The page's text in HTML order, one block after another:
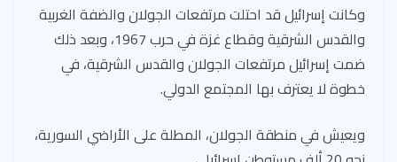
وكانت إسرائيل قد احتلت مرتفعات الجولان والضفة الغربية
والقدس الشرقية وقطاع غزة في حرب 1967، وبعد ذلك
ضمت إسرائيل مرتفعات الجولان والقدس الشرقية، في
خطوة لا يعترف بها المجتمع الدولي.
ويعيش في منطقة الجولان، المطلة على الأراضي السورية،